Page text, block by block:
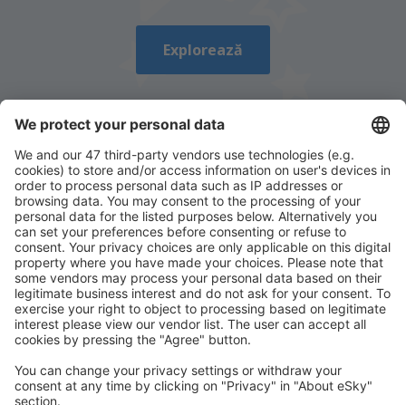
Explorează
Descarcă aplicația noastrăși organizează-ţi
convenabil călătoriile